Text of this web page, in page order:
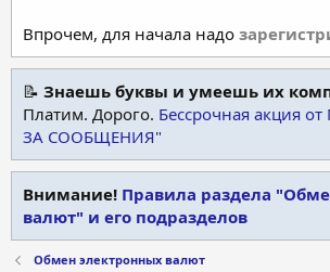
Впрочем, для начала надо
📝 Знаешь буквы и умеешь их
Платим. Дорого. Бессрочная акция
ЗА СООБЩЕНИЯ"
Внимание! Правила раздела
валют" и его подразделов
Обмен электронных валют